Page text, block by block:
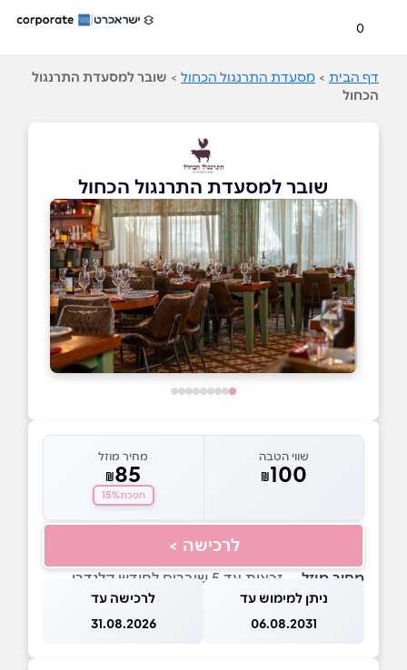
0
דף הבית > מסעדת התרנגול הכחול > שובר למסעדת התרנגול
הכחול
שובר למסעדת התרנגול הכחול
שווי הטבה
₪100
מחיר מוזל
₪85
חסכת15%
לרכישה >
מחיר מוזל — זכאות עד 5 שוברים לחודש קלנדרי
ניתן למימוש עד
06.08.2031
לרכישה עד
31.08.2026